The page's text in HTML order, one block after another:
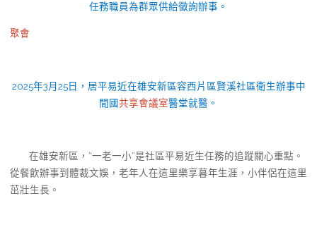
任務職員為群眾供給徵詢辦事。
聚會
2025年3月25日，居平易近在雄安新區容西片區賢溪社區衛生辦事中
間國共享會議室醫堂就醫。
在雄安新區，“一老一小”是社區平易近生任務的追蹤關心重點。
從餐飲辦事到體裁文娛，老年人在這里樂享暮年生涯，小伴侶在這里
茁壯生長。